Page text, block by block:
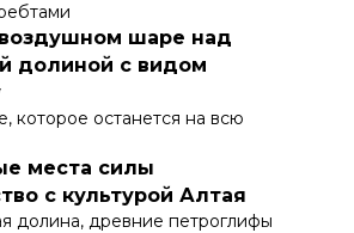
шаре над
долиной с видом
которое останется на всю
места силы
с культурой Алтая
долина, древние петроглифы